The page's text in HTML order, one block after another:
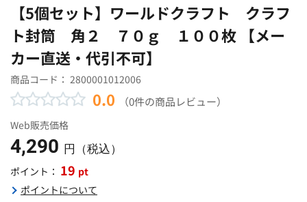
【5個セット】ワールドクラフト クラフ
ト封筒 角２ ７０ｇ １００枚 【メー
カー直送・代引不可】
商品コード： 2800001012006
0.0 （0件の商品レビュー）
Web販売価格
4,290 円（税込）
ポイント： 19 pt
ポイントについて